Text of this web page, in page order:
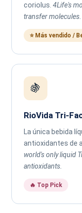
coriolus. 4Life's
transfer molecules.
⭐ Más vendido /
🍇
RioVida Tri-
La única bebida
antioxidantes de
world's only liquid
antioxidants.
🔥 Top Pick